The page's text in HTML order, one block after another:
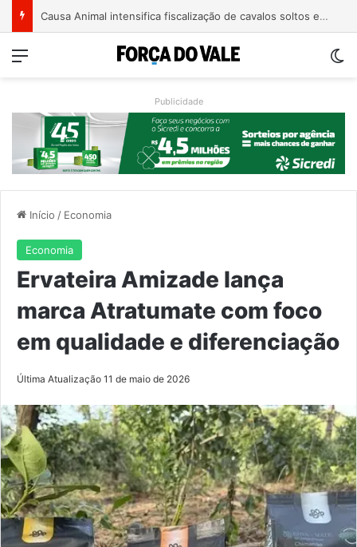
Educação de Muçum inicia novo semestre com formação e alinhamento das equipes
Menu
Publicidade
Início / Economia
Economia
Ervateira Amizade lança
marca Atratumate com foco
em qualidade e diferenciação
Última Atualização 11 de maio de 2026